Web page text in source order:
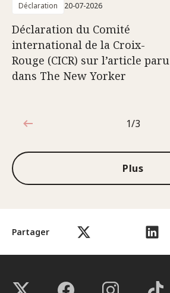
Partager
Déclaration 20-07-2026
Déclaration du Comité
international de la Croix-
Rouge (CICR) sur l’article paru
dans The New Yorker
1sur3
1/3
Plus